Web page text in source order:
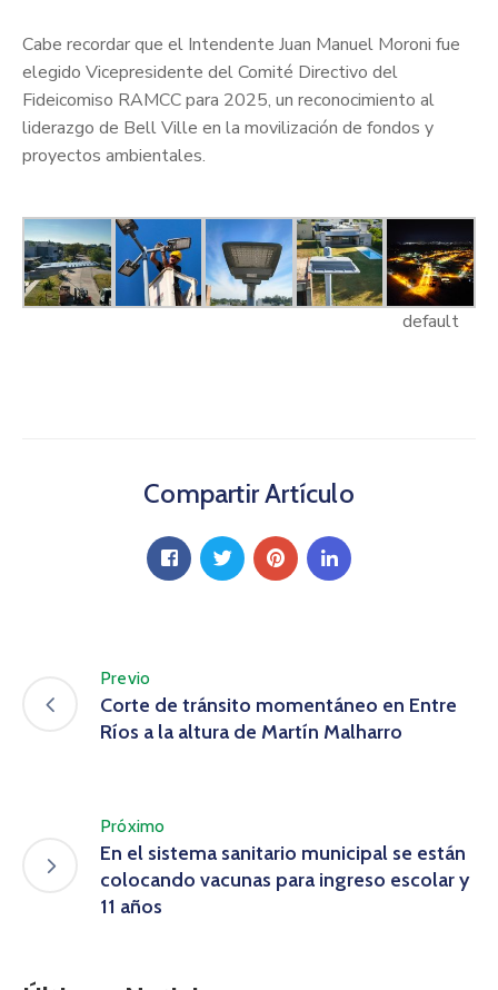
Cabe recordar que el Intendente Juan Manuel Moroni fue
elegido Vicepresidente del Comité Directivo del
Fideicomiso RAMCC para 2025, un reconocimiento al
liderazgo de Bell Ville en la movilización de fondos y
proyectos ambientales.
default
Compartir Artículo
Previo
Corte de tránsito momentáneo en Entre
Ríos a la altura de Martín Malharro
Próximo
En el sistema sanitario municipal se están
colocando vacunas para ingreso escolar y
11 años